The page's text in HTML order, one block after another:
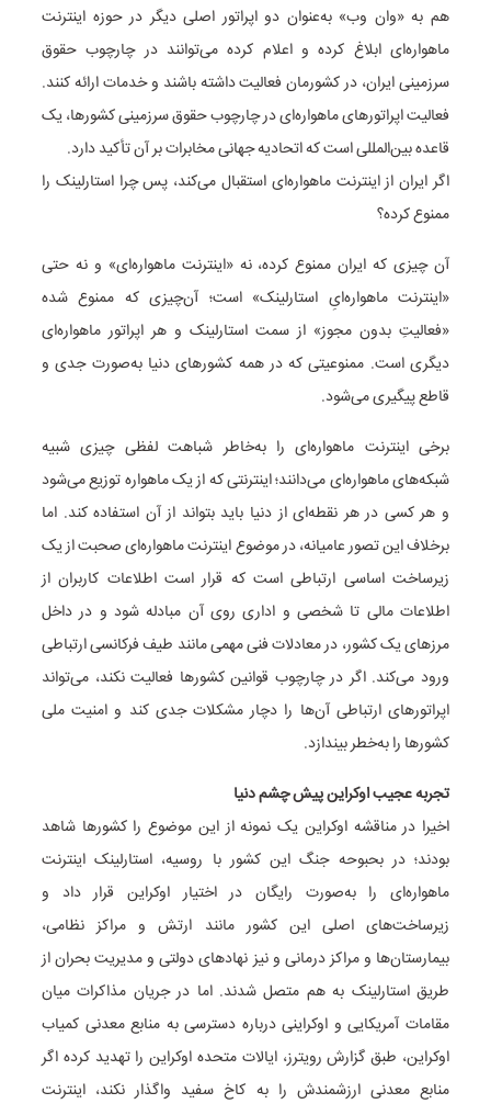
هم به «وان وب» به‌عنوان دو اپراتور اصلی دیگر در حوزه اینترنت
ماهواره‌ای ابلاغ کرده و اعلام کرده می‌توانند در چارچوب حقوق
سرزمینی ایران، در کشورمان فعالیت داشته باشند و خدمات ارائه کنند.
فعالیت اپراتورهای ماهواره‌ای در چارچوب حقوق سرزمینی کشورها، یک
قاعده بین‌المللی است که اتحادیه جهانی مخابرات بر آن تأکید دارد.
اگر ایران از اینترنت ماهواره‌ای استقبال می‌کند، پس چرا استارلینک را
ممنوع کرده؟
آن چیزی که ایران ممنوع کرده، نه «اینترنت ماهواره‌ای» و نه حتی
«اینترنت ماهواره‌ایِ استارلینک» است؛ آن‌چیزی که ممنوع شده
«فعالیتِ بدون مجوز» از سمت استارلینک و هر اپراتور ماهواره‌ای
دیگری است. ممنوعیتی که در همه کشورهای دنیا به‌صورت جدی و
قاطع پیگیری می‌شود.
برخی اینترنت ماهواره‌ای را به‌خاطر شباهت لفظی چیزی شبیه
شبکه‌های ماهواره‌ای می‌دانند؛ اینترنتی که از یک ماهواره توزیع می‌شود
و هر کسی در هر نقطه‌ای از دنیا باید بتواند از آن استفاده کند. اما
برخلاف این تصور عامیانه، در موضوع اینترنت ماهواره‌ای صحبت از یک
زیرساخت اساسی ارتباطی است که قرار است اطلاعات کاربران از
اطلاعات مالی تا شخصی و اداری روی آن مبادله شود و در داخل
مرزهای یک کشور، در معادلات فنی مهمی مانند طیف فرکانسی ارتباطی
ورود می‌کند. اگر در چارچوب قوانین کشورها فعالیت نکند، می‌تواند
اپراتورهای ارتباطی آن‌ها را دچار مشکلات جدی کند و امنیت ملی
کشورها را به‌خطر بیندازد.
تجربه عجیب اوکراین پیش چشم دنیا
اخیرا در مناقشه اوکراین یک نمونه از این موضوع را کشورها شاهد
بودند؛ در بحبوحه جنگ این کشور با روسیه، استارلینک اینترنت
ماهواره‌ای را به‌صورت رایگان در اختیار اوکراین قرار داد و
زیرساخت‌های اصلی این کشور مانند ارتش و مراکز نظامی،
بیمارستان‌ها و مراکز درمانی و نیز نهادهای دولتی و مدیریت بحران از
طریق استارلینک به هم متصل شدند. اما در جریان مذاکرات میان
مقامات آمریکایی و اوکراینی درباره دسترسی به منابع معدنی کمیاب
اوکراین، طبق گزارش رویترز، ایالات متحده اوکراین را تهدید کرده اگر
منابع معدنی ارزشمندش را به کاخ سفید واگذار نکند، اینترنت